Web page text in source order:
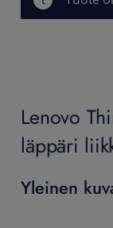
Lenovo
läppäri
Yleinen